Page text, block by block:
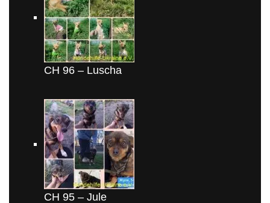
CH 96 – Luscha
CH 95 – Jule